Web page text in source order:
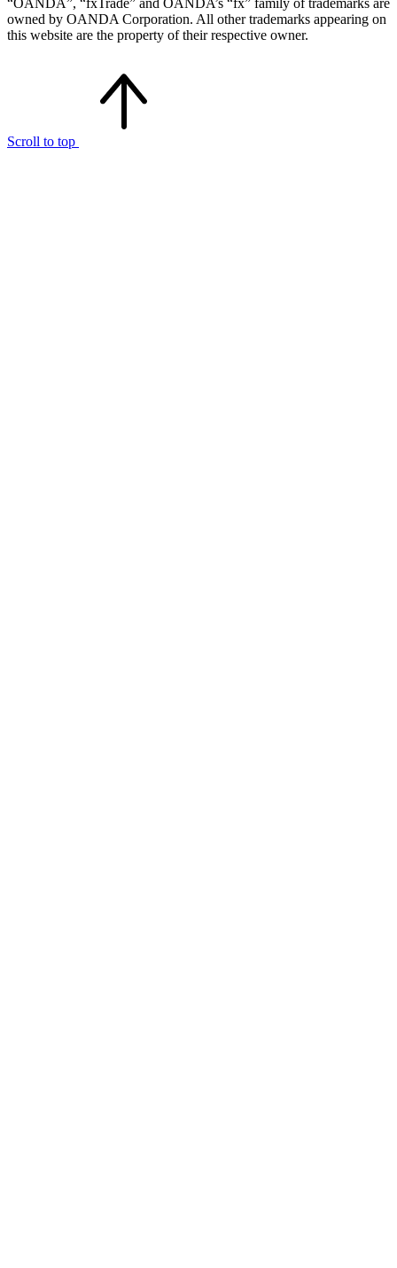
owned by OANDA Corporation. All other trademarks appearing on
this website are the property of their respective owner.
Scroll to top